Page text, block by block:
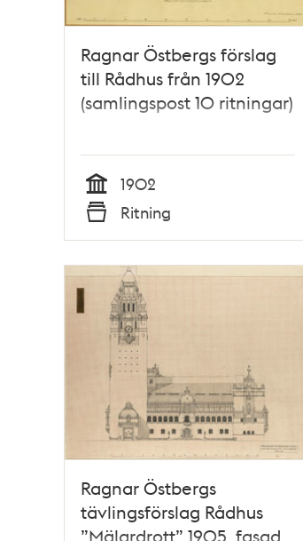
Ragnar Östbergs förslag
till Rådhus från 1902
(samlingspost 10 ritningar)
Tid
1902
Typ
Ritning
Ragnar Östbergs
tävlingsförslag Rådhus
”Mälardrott” 1905, fasad